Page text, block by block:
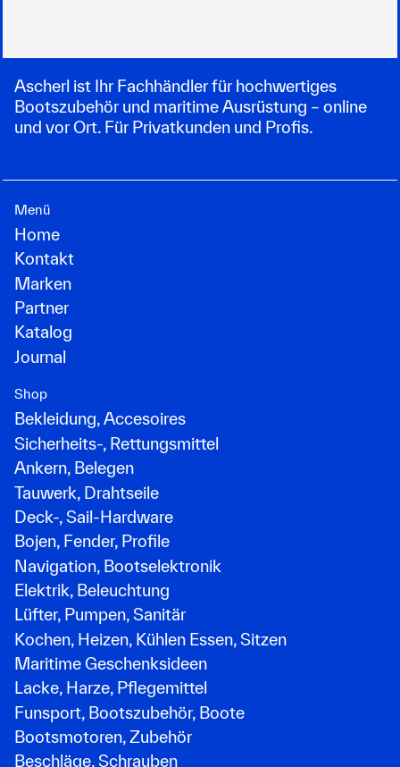
Ascherl ist Ihr Fachhändler für hochwertiges
Bootszubehör und maritime Ausrüstung – online
und vor Ort. Für Privatkunden und Profis.
Menü
Home
Kontakt
Marken
Partner
Katalog
Journal
Shop
Bekleidung, Accesoires
Sicherheits-, Rettungsmittel
Ankern, Belegen
Tauwerk, Drahtseile
Deck-, Sail-Hardware
Bojen, Fender, Profile
Navigation, Bootselektronik
Elektrik, Beleuchtung
Lüfter, Pumpen, Sanitär
Kochen, Heizen, Kühlen Essen, Sitzen
Maritime Geschenksideen
Lacke, Harze, Pflegemittel
Funsport, Bootszubehör, Boote
Bootsmotoren, Zubehör
Beschläge, Schrauben